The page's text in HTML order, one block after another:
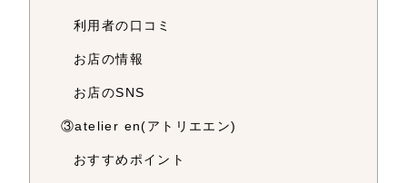
利用者の口コミ
お店の情報
お店のSNS
③atelier en(アトリエエン)
おすすめポイント